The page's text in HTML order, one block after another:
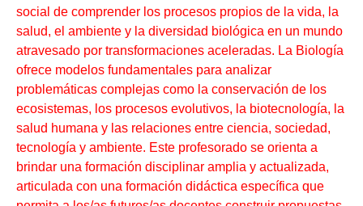
social de comprender los procesos propios de la vida, la
salud, el ambiente y la diversidad biológica en un mundo
atravesado por transformaciones aceleradas. La Biología
ofrece modelos fundamentales para analizar
problemáticas complejas como la conservación de los
ecosistemas, los procesos evolutivos, la biotecnología, la
salud humana y las relaciones entre ciencia, sociedad,
tecnología y ambiente. Este profesorado se orienta a
brindar una formación disciplinar amplia y actualizada,
articulada con una formación didáctica específica que